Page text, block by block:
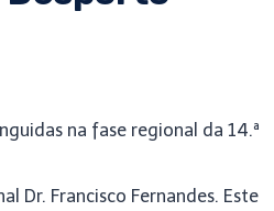
na fase regional da 14.ª
Dr. Francisco Fernandes. Este